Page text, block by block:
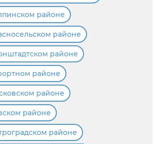
районе
районе
районе
районе
районе
районе
районе